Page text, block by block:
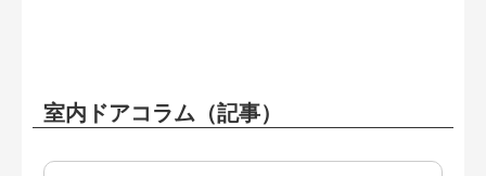
室内ドアコラム（記事）